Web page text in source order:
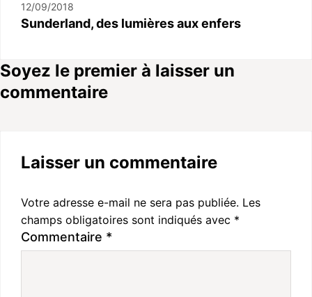
12/09/2018
Sunderland, des lumières aux enfers
Soyez le premier à laisser un
commentaire
Laisser un commentaire
Votre adresse e-mail ne sera pas publiée. Les
champs obligatoires sont indiqués avec *
Commentaire *